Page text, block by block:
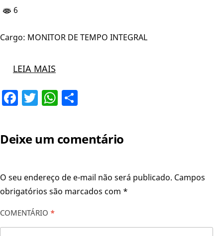
6
Cargo: MONITOR DE TEMPO INTEGRAL
LEIA MAIS
Facebook
TwitterWhatsApp
Deixe um comentário
O seu endereço de e-mail não será publicado. Campos
obrigatórios são marcados com *
COMENTÁRIO *